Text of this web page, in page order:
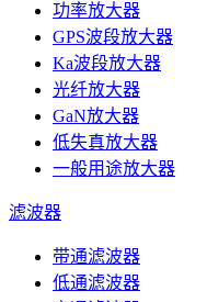
功率放大器
GPS波段放大器
Ka波段放大器
光纤放大器
GaN放大器
低失真放大器
一般用途放大器
滤波器
带通滤波器
低通滤波器